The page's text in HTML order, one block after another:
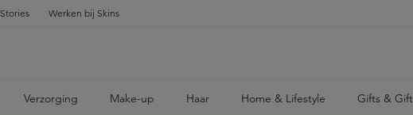
Stories Werken bij Skins
Verzorging Make-up Haar Home & Lifestyle Gifts &